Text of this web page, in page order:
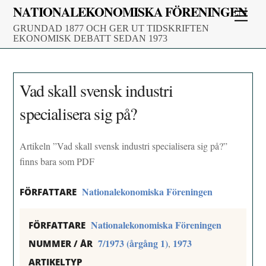
Skip
content
NATIONALEKONOMISKA FÖRENINGEN
GRUNDAD 1877 OCH GER UT TIDSKRIFTEN
EKONOMISK DEBATT SEDAN 1973
Vad skall svensk industri
specialisera sig på?
Artikeln ”Vad skall svensk industri specialisera sig på?”
finns bara som PDF
FÖRFATTARE Nationalekonomiska Föreningen
FÖRFATTARE Nationalekonomiska Föreningen
NUMMER / ÅR 7/1973 (årgång 1), 1973
ARTIKELTYP